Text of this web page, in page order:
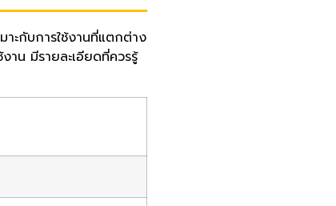
ะกับการใช้งานที่แตกต่าง
าน มีรายละเอียดที่ควรรู้